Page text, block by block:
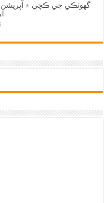
گهوٽڪي جي ڪچي ۾ آپريشن